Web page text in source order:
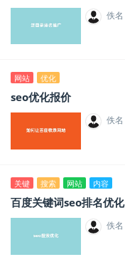
佚名
网站 优化
seo优化报价
佚名
关键 搜索 网站 内容
百度关键词seo排名优化
佚名